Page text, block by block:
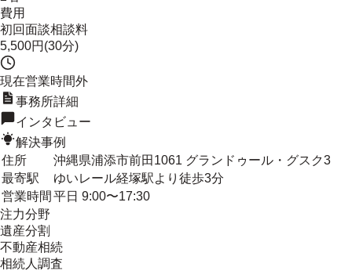
費用
初回面談相談料
5,500円(30分)
現在営業時間外
事務所詳細
インタビュー
解決事例
住所
沖縄県浦添市前田1061 グランドゥール・グスク3
最寄駅
ゆいレール経塚駅より徒歩3分
営業時間 平日 9:00〜17:30
注力分野
遺産分割
不動産相続
相続人調査